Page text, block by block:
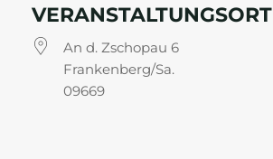
VERANSTALTUNGSORT
An d. Zschopau 6
Frankenberg/Sa.
09669